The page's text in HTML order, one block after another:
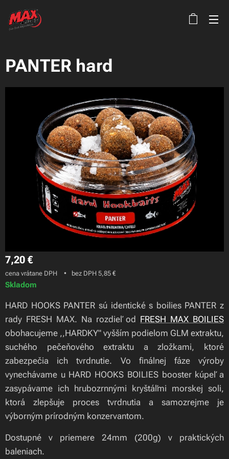
PANTER hard
7,20 €
cena vrátane DPH bez DPH 5,85 €
Skladom
HARD HOOKS PANTER sú identické s boilies PANTER z
rady FRESH MAX. Na rozdieľ od FRESH MAX BOILIES
obohacujeme ,,HARDKY" vyšším podielom GLM extraktu,
suchého pečeňového extraktu a zložkami, ktoré
zabezpečia ich tvrdnutie. Vo finálnej fáze výroby
vynechávame u HARD HOOKS BOILIES booster kúpeľ a
zasypávame ich hrubozrnnými kryštáľmi morskej soli,
ktorá zlepšuje proces tvrdnutia a samozrejme je
výborným prírodným konzervantom.
Dostupné v priemere 24mm (200g) v praktických
baleniach.